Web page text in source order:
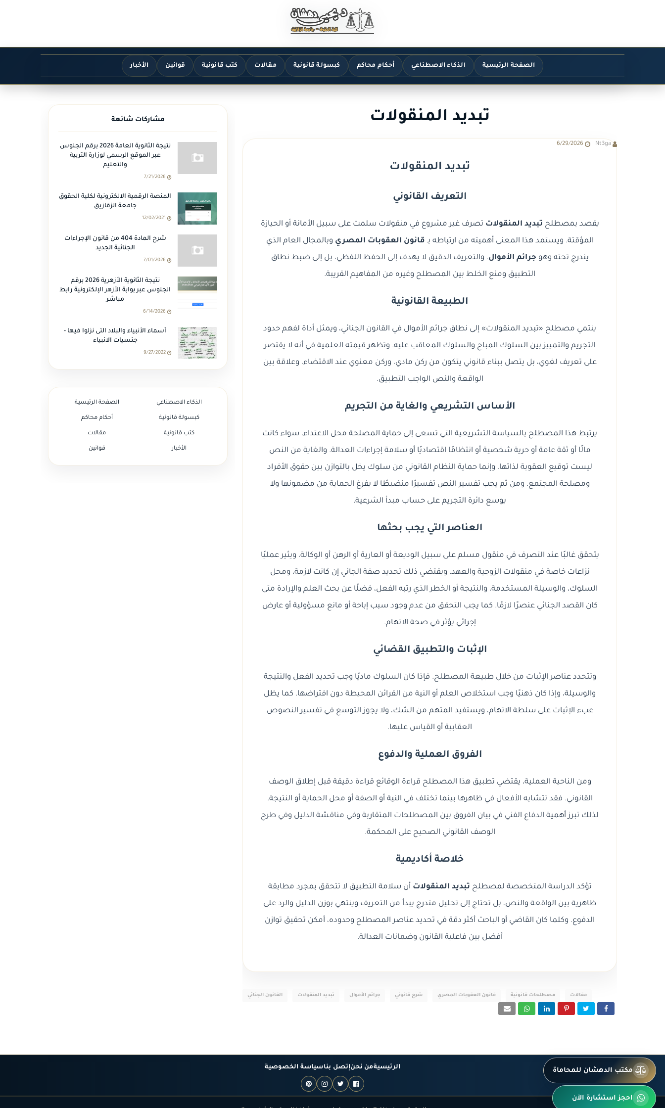
الصفحة الرئيسية الذكاء الاصطناعي أحكام محاكم كبسولة قانونية مقالات كتب قانونية قوانين الأخبار
تبديد المنقولات
Nt3ga
6/29/2026
تبديد المنقولات
التعريف القانوني
يقصد بمصطلح تبديد المنقولات تصرف غير مشروع في منقولات سلمت على سبيل الأمانة أو الحيازة
المؤقتة. ويستمد هذا المعنى أهميته من ارتباطه بـ قانون العقوبات المصري وبالمجال العام الذي
يندرج تحته وهو جرائم الأموال. والتعريف الدقيق لا يهدف إلى الحفظ اللفظي، بل إلى ضبط نطاق
التطبيق ومنع الخلط بين المصطلح وغيره من المفاهيم القريبة.
الطبيعة القانونية
ينتمي مصطلح «تبديد المنقولات» إلى نطاق جرائم الأموال في القانون الجنائي، ويمثل أداة لفهم حدود
التجريم والتمييز بين السلوك المباح والسلوك المعاقب عليه. وتظهر قيمته العلمية في أنه لا يقتصر
على تعريف لغوي، بل يتصل ببناء قانوني يتكون من ركن مادي، وركن معنوي عند الاقتضاء، وعلاقة بين
الواقعة والنص الواجب التطبيق.
الأساس التشريعي والغاية من التجريم
يرتبط هذا المصطلح بالسياسة التشريعية التي تسعى إلى حماية المصلحة محل الاعتداء، سواء كانت
مالًا أو ثقة عامة أو حرية شخصية أو انتظامًا اقتصاديًا أو سلامة إجراءات العدالة. والغاية من النص
ليست توقيع العقوبة لذاتها، وإنما حماية النظام القانوني من سلوك يخل بالتوازن بين حقوق الأفراد
ومصلحة المجتمع. ومن ثم يجب تفسير النص تفسيرًا منضبطًا لا يفرغ الحماية من مضمونها ولا
يوسع دائرة التجريم على حساب مبدأ الشرعية.
العناصر التي يجب بحثها
يتحقق غالبًا عند التصرف في منقول مسلم على سبيل الوديعة أو العارية أو الرهن أو الوكالة، ويثير عمليًا
نزاعات خاصة في منقولات الزوجية والعهد. ويقتضي ذلك تحديد صفة الجاني إن كانت لازمة، ومحل
السلوك، والوسيلة المستخدمة، والنتيجة أو الخطر الذي رتبه الفعل، فضلًا عن بحث العلم والإرادة متى
كان القصد الجنائي عنصرًا لازمًا. كما يجب التحقق من عدم وجود سبب إباحة أو مانع مسؤولية أو عارض
إجرائي يؤثر في صحة الاتهام.
الإثبات والتطبيق القضائي
وتتحدد عناصر الإثبات من خلال طبيعة المصطلح. فإذا كان السلوك ماديًا وجب تحديد الفعل والنتيجة
والوسيلة، وإذا كان ذهنيًا وجب استخلاص العلم أو النية من القرائن المحيطة دون افتراضها. كما يظل
عبء الإثبات على سلطة الاتهام، ويستفيد المتهم من الشك، ولا يجوز التوسع في تفسير النصوص
العقابية أو القياس عليها.
الفروق العملية والدفوع
ومن الناحية العملية، يقتضي تطبيق هذا المصطلح قراءة الوقائع قراءة دقيقة قبل إطلاق الوصف
القانوني. فقد تتشابه الأفعال في ظاهرها بينما تختلف في النية أو الصفة أو محل الحماية أو النتيجة.
لذلك تبرز أهمية الدفاع الفني في بيان الفروق بين المصطلحات المتقاربة وفي مناقشة الدليل وفي طرح
الوصف القانوني الصحيح على المحكمة.
خلاصة أكاديمية
تؤكد الدراسة المتخصصة لمصطلح تبديد المنقولات أن سلامة التطبيق لا تتحقق بمجرد مطابقة
ظاهرية بين الواقعة والنص، بل تحتاج إلى تحليل متدرج يبدأ من التعريف وينتهي بوزن الدليل والرد على
الدفوع. وكلما كان القاضي أو الباحث أكثر دقة في تحديد عناصر المصطلح وحدوده، أمكن تحقيق توازن
أفضل بين فاعلية القانون وضمانات العدالة.
القانون الجنائي تبديد المنقولات جرائم الأموال شرح قانوني قانون العقوبات المصري مصطلحات قانونية مقالات
مشاركات شائعة
نتيجة الثانوية العامة 2026 برقم الجلوس
عبر الموقع الرسمي لوزارة التربية
والتعليم
7/21/2026
المنصة الرقمية الالكترونية لكلية الحقوق
جامعة الزقازيق
12/02/2021
شرح المادة 404 من قانون الإجراءات
الجنائية الجديد
7/01/2026
نتيجة الثانوية الأزهرية 2026 برقم
الجلوس عبر بوابة الأزهر الإلكترونية رابط
مباشر
6/14/2026
أسماء الأنبياء والبلاد التى نزلوا فيها -
جنسيات الانبياء
9/27/2022
الصفحة الرئيسية الذكاء الاصطناعي
أحكام محاكم كبسولة قانونية
مقالات كتب قانونية
قوانين الأخبار
الرئيسيةمن نحنإتصل بناسياسة الخصوصية
مكتب الدهشان للمحاماة
احجز استشارة الآن